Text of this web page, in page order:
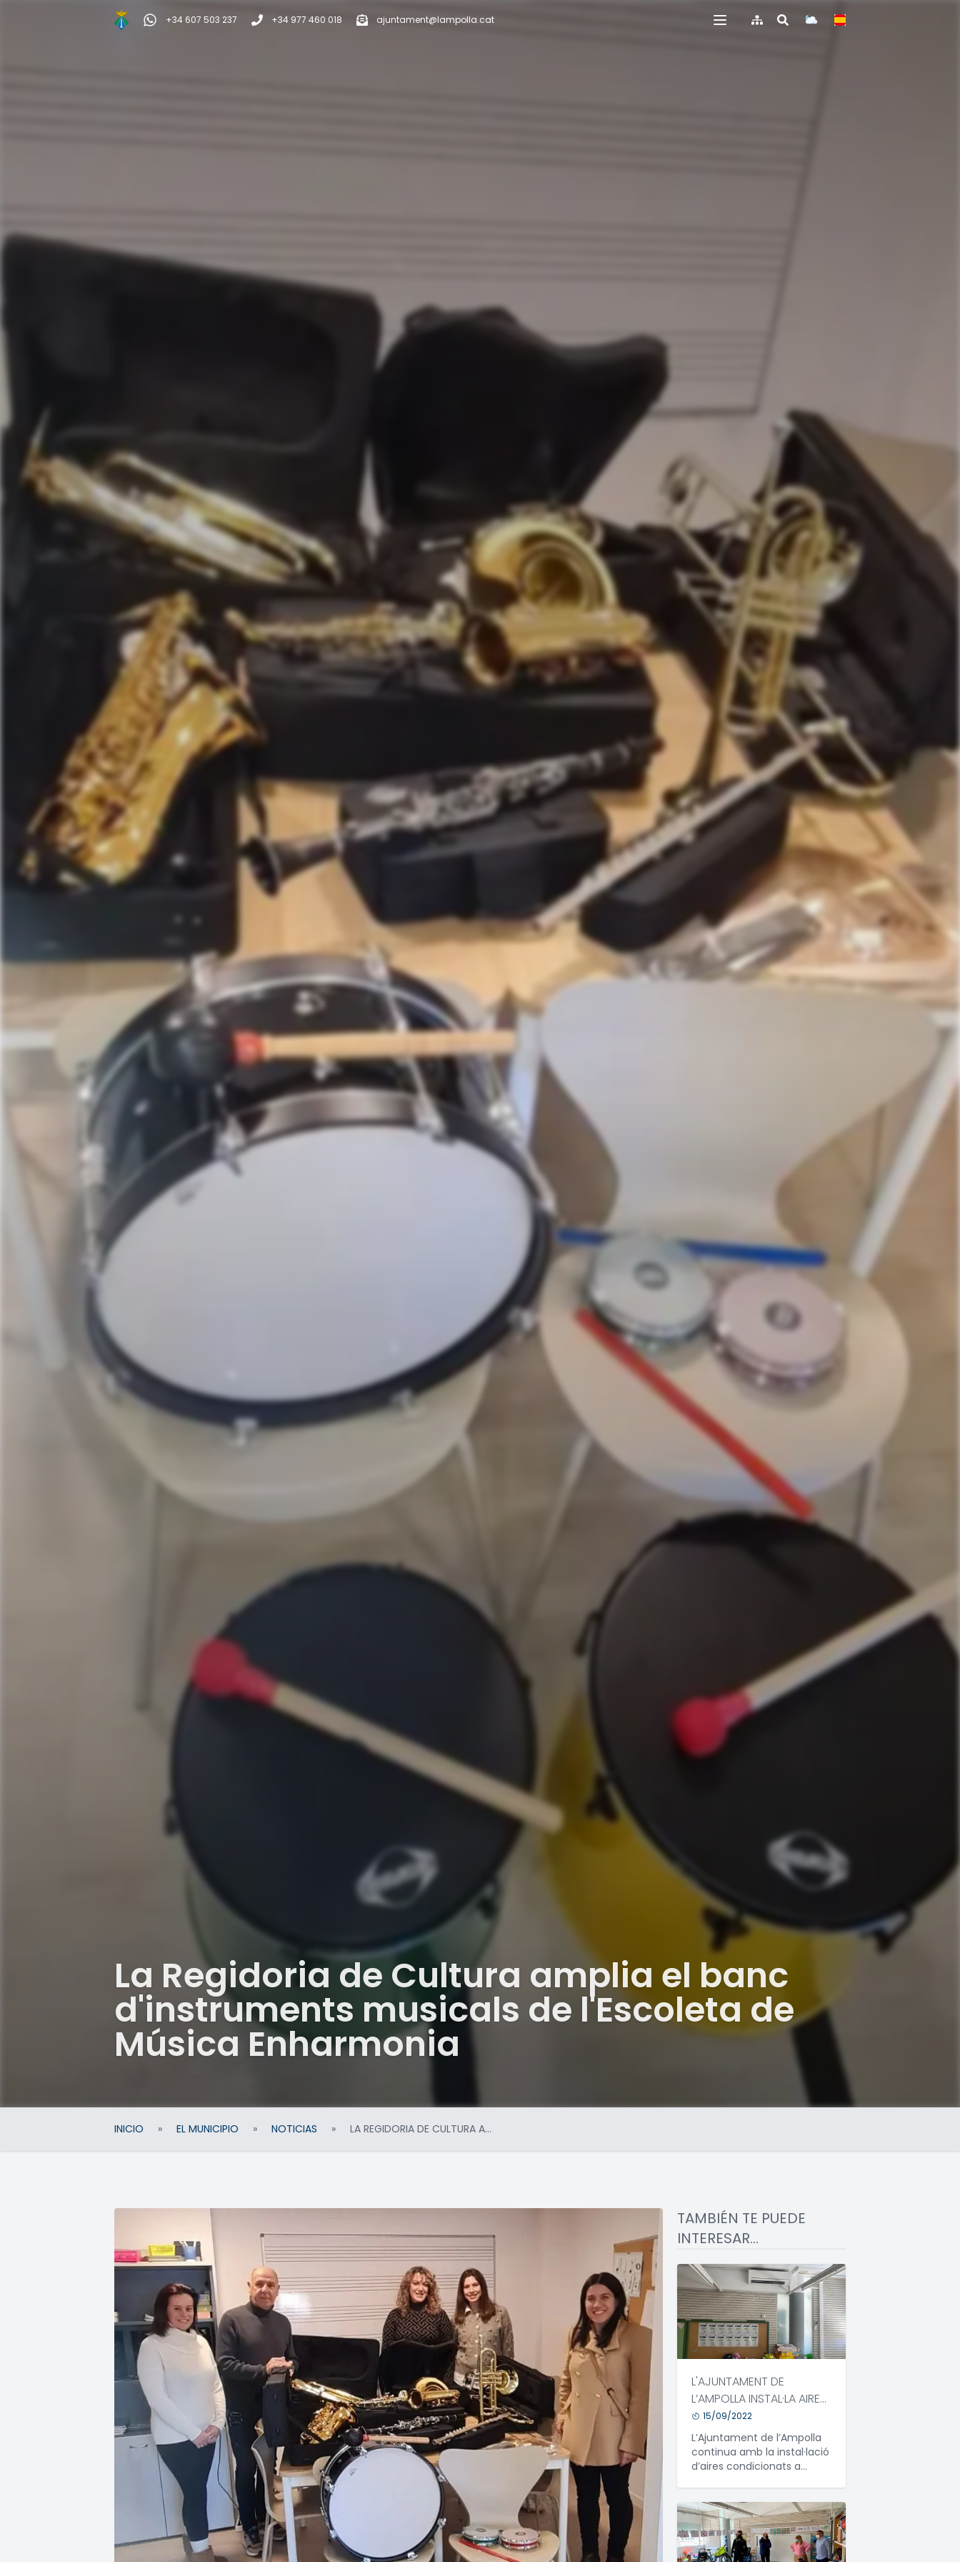
+34 607 503 237 +34 977 460 018 ajuntament@lampolla.cat
La Regidoria de Cultura amplia el banc
d'instruments musicals de l'Escoleta de
Música Enharmonia
INICIO » EL MUNICIPIO » NOTICIAS » LA REGIDORIA DE CULTURA A...
TAMBIÉN TE PUEDE
INTERESAR...
L'AJUNTAMENT DE
L’AMPOLLA INSTAL·LA AIRES
CONDICIONATS A LES
AULES DE L’ESCOLA
MEDITERRANI
15/09/2022
L’Ajuntament de l’Ampolla
continua amb la instal·lació
d’aires condicionats a
proposar en l’anterior
legislatura.